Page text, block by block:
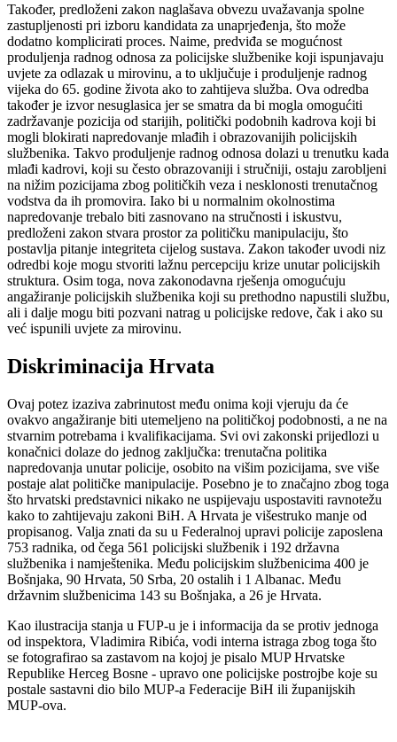
Također, predloženi zakon naglašava obvezu uvažavanja spolne
zastupljenosti pri izboru kandidata za unaprjeđenja, što može
dodatno komplicirati proces. Naime, predviđa se mogućnost
produljenja radnog odnosa za policijske službenike koji ispunjavaju
uvjete za odlazak u mirovinu, a to uključuje i produljenje radnog
vijeka do 65. godine života ako to zahtijeva služba. Ova odredba
također je izvor nesuglasica jer se smatra da bi mogla omogućiti
zadržavanje pozicija od starijih, politički podobnih kadrova koji bi
mogli blokirati napredovanje mlađih i obrazovanijih policijskih
službenika. Takvo produljenje radnog odnosa dolazi u trenutku kada
mlađi kadrovi, koji su često obrazovaniji i stručniji, ostaju zarobljeni
na nižim pozicijama zbog političkih veza i nesklonosti trenutačnog
vodstva da ih promovira. Iako bi u normalnim okolnostima
napredovanje trebalo biti zasnovano na stručnosti i iskustvu,
predloženi zakon stvara prostor za političku manipulaciju, što
postavlja pitanje integriteta cijelog sustava. Zakon također uvodi niz
odredbi koje mogu stvoriti lažnu percepciju krize unutar policijskih
struktura. Osim toga, nova zakonodavna rješenja omogućuju
angažiranje policijskih službenika koji su prethodno napustili službu,
ali i dalje mogu biti pozvani natrag u policijske redove, čak i ako su
već ispunili uvjete za mirovinu.
Diskriminacija Hrvata
Ovaj potez izaziva zabrinutost među onima koji vjeruju da će
ovakvo angažiranje biti utemeljeno na političkoj podobnosti, a ne na
stvarnim potrebama i kvalifikacijama. Svi ovi zakonski prijedlozi u
konačnici dolaze do jednog zaključka: trenutačna politika
napredovanja unutar policije, osobito na višim pozicijama, sve više
postaje alat političke manipulacije. Posebno je to značajno zbog toga
što hrvatski predstavnici nikako ne uspijevaju uspostaviti ravnotežu
kako to zahtijevaju zakoni BiH. A Hrvata je višestruko manje od
propisanog. Valja znati da su u Federalnoj upravi policije zaposlena
753 radnika, od čega 561 policijski službenik i 192 državna
službenika i namještenika. Među policijskim službenicima 400 je
Bošnjaka, 90 Hrvata, 50 Srba, 20 ostalih i 1 Albanac. Među
državnim službenicima 143 su Bošnjaka, a 26 je Hrvata.
Kao ilustracija stanja u FUP-u je i informacija da se protiv jednoga
od inspektora, Vladimira Ribića, vodi interna istraga zbog toga što
se fotografirao sa zastavom na kojoj je pisalo MUP Hrvatske
Republike Herceg Bosne - upravo one policijske postrojbe koje su
postale sastavni dio bilo MUP-a Federacije BiH ili županijskih
MUP-ova.